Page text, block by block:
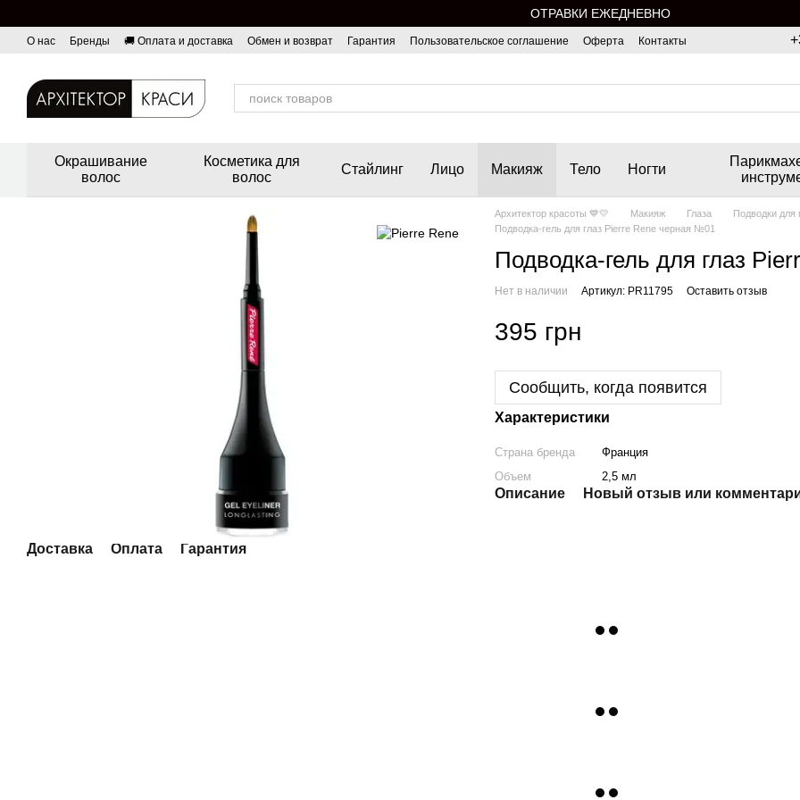
ОТРАВКИ ЕЖЕДНЕВНО
О нас Бренды 🚚 Оплата и доставка Обмен и возврат Гарантия Пользовательское соглашение Оферта Контакты
Окрашивание
волос
Косметика для
волос
Стайлинг Лицо Макияж Тело Ногти
Доставка Оплата Гарантия
Архитектор красоты 💙💛 Макияж Глаза
Подводки для
Подводка-гель для глаз Pierre Rene черная №01
Подводка-гель для глаз
Нет в наличии Артикул: PR11795 Оставить отзыв
395 грн
Сообщить, когда появится
Характеристики
Страна бренда
Франция
Объем
2,5 мл
Описание Новый отзыв или